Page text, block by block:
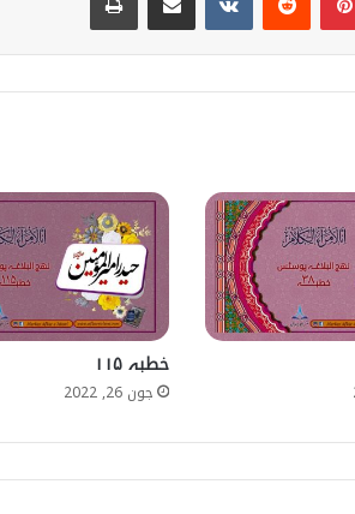
خطبہ ۱۱۵
جون 26, 2022